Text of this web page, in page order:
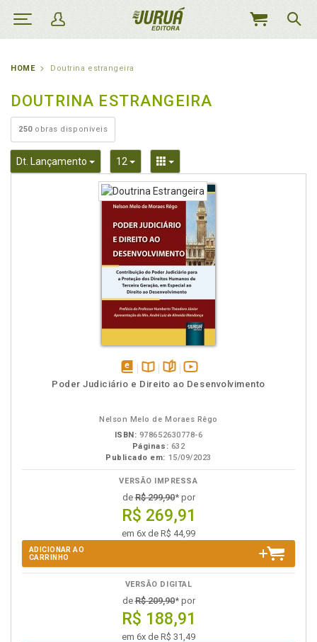
MEU
HOME Doutrina estrangeira
DOUTRINA ESTRANGEIRA
250obras disponíveis
Dt. Lançamento Toggle Dropdown
12 Toggle DropdownToggle Dropdown
disponível
Disponível
páginas
vídeo
Poder Judiciário e Direito ao Desenvolvimento
Nelson Melo de Moraes Rêgo
ISBN: 978652630778-6
Páginas: 632
Publicado em: 15/09/2023
VERSÃO IMPRESSA
deR$ 299,90* por
R$ 269,91
em 6x de R$ 44,99
ADICIONAR AO
CARRINHO
VERSÃO DIGITAL
deR$ 209,90* por
R$ 188,91
em 6x de R$ 31,49